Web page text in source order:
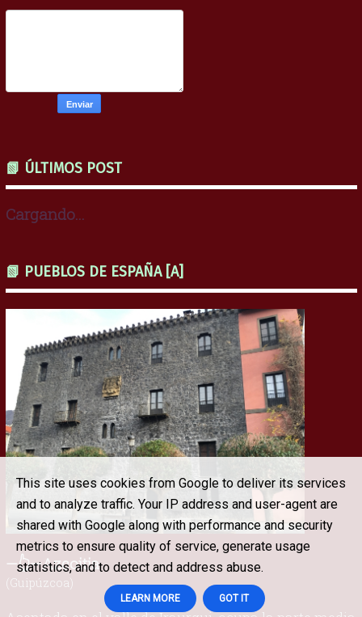
📗 ÚLTIMOS POST
Cargando...
📗 PUEBLOS DE ESPAÑA [A]
—👆—Azcoitia
(Guipúzcoa)
This site uses cookies from Google to deliver its services
and to analyze traffic. Your IP address and user-agent are
shared with Google along with performance and security
metrics to ensure quality of service, generate usage
statistics, and to detect and address abuse.
LEARN MORE GOT IT